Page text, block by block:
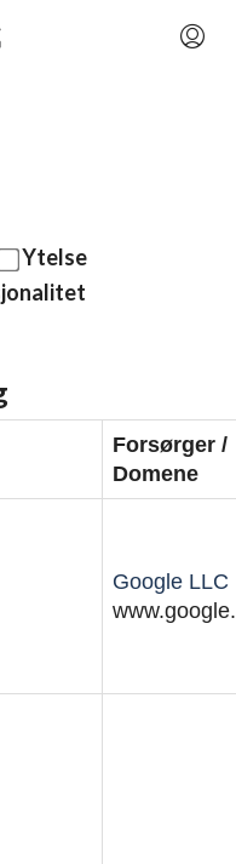
Ytelse
Forsørger /
Domene
Google LLC